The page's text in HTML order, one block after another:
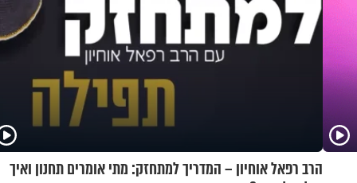
הרב רפאל אוחיון – המדריך למתחזק: מתי אומרים תחנון ואיך